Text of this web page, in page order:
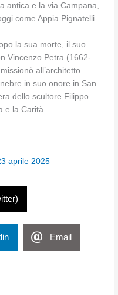
antica e la via Campana,
come Appia Pignatelli.
la sua morte, il suo
Vincenzo Petra (1662-
all’architetto
in suo onore in San
dello scultore Filippo
e la Carità.
aprile 2025
Email